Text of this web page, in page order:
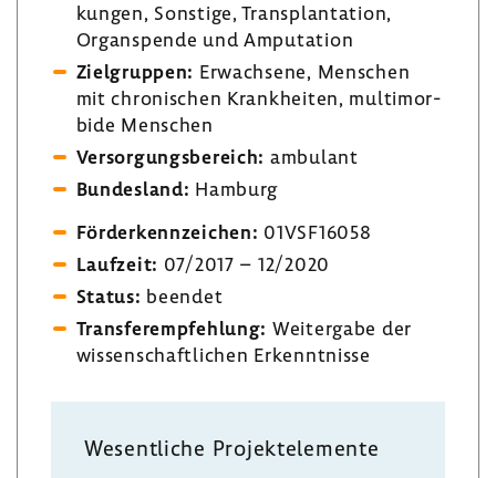
kungen, Sons­tige, Trans­plan­ta­tion,
Organ­spende und Ampu­ta­tion
Ziel­gruppen: Erwach­sene, Menschen
mit chro­ni­schen Krank­heiten, multi­mor­
bide Menschen
Versor­gungs­be­reich: ambu­lant
Bundes­land: Hamburg
Förder­kenn­zei­chen: 01VSF16058
Lauf­zeit: 07/2017 – 12/2020
Status: beendet
Trans­fer­emp­feh­lung: Weiter­gabe der
wissen­schaft­li­chen Erkennt­nisse
Wesent­liche Projekt­ele­mente